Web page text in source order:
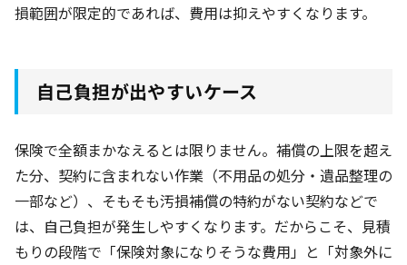
損範囲が限定的であれば、費用は抑えやすくなります。
自己負担が出やすいケース
保険で全額まかなえるとは限りません。補償の上限を超え
た分、契約に含まれない作業（不用品の処分・遺品整理の
一部など）、そもそも汚損補償の特約がない契約などで
は、自己負担が発生しやすくなります。だからこそ、見積
もりの段階で「保険対象になりそうな費用」と「対象外に